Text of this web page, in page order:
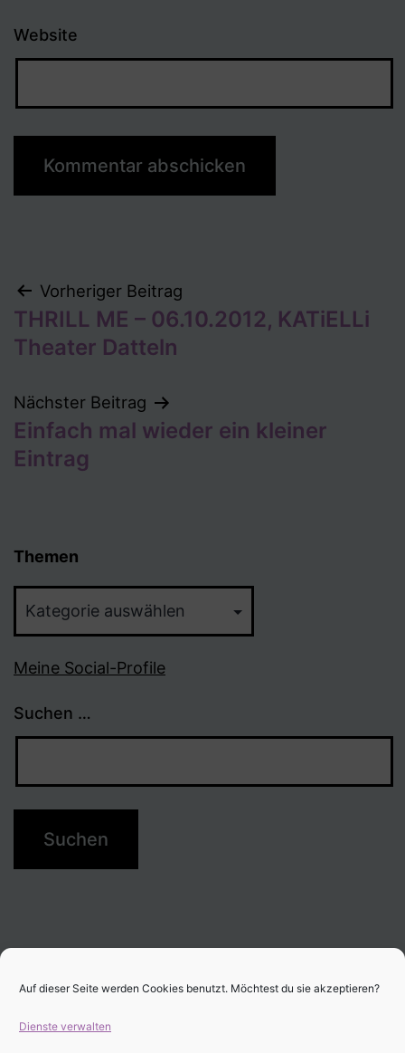
Auf dieser Seite werden Cookies benutzt. Möchtest du sie akzeptieren?
Dienste verwalten
Website
Beitragsnavigation
Vorheriger Beitrag
THRILL ME – 06.10.2012, KATiELLi
Theater Datteln
Nächster Beitrag
Einfach mal wieder ein kleiner
Eintrag
Themen
Meine Social-Profile
Suchen …